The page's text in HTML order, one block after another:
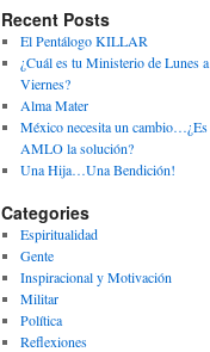
Recent Posts
El Pentálogo KILLAR
¿Cuál es tu Ministerio de Lunes a
Viernes?
Alma Mater
México necesita un cambio…¿Es
AMLO la solución?
Una Hija…Una Bendición!
Categories
Espiritualidad
Gente
Inspiracional y Motivación
Militar
Política
Reflexiones